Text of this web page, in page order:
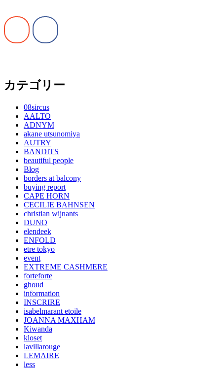
カテゴリー
08sircus
AALTO
ADNYM
akane utsunomiya
AUTRY
BANDITS
beautiful people
Blog
borders at balcony
buying report
CAPE HORN
CECILIE BAHNSEN
christian wijnants
DUNO
elendeek
ENFOLD
etre tokyo
event
EXTREME CASHMERE
forteforte
ghoud
information
INSCRIRE
isabelmarant etoile
JOANNA MAXHAM
Kiwanda
kloset
lavillarouge
LEMAIRE
less